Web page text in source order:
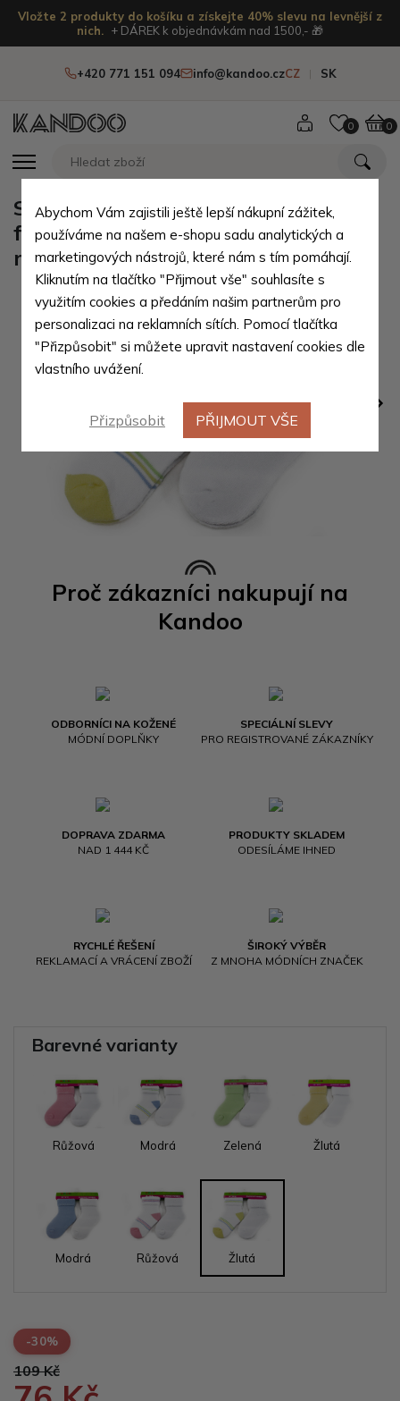
Vložte 2 produkty do košíku a získejte 40% slevu na levnější z
nich.
+ DÁREK k objednávkám nad 1500,- 🎁
+420 771 151 094 info@kandoo.czCZ SK
0 0
Proč zákazníci nakupují na
Kandoo
ODBORNÍCI NA KOŽENÉ
MÓDNÍ DOPLŇKY
SPECIÁLNÍ SLEVY
PRO REGISTROVANÉ ZÁKAZNÍKY
DOPRAVA ZDARMA
NAD 1 444 KČ
PRODUKTY SKLADEM
ODESÍLÁME IHNED
RYCHLÉ ŘEŠENÍ
REKLAMACÍ A VRÁCENÍ ZBOŽÍ
ŠIROKÝ VÝBĚR
Z MNOHA MÓDNÍCH ZNAČEK
Světle žluté pruhované kojenecké
froté ponožky Laurence 12-18
měsíců
Barevné varianty
Růžová Modrá Zelená Žlutá
Modrá Růžová Žlutá
-30%
109 Kč
Abychom Vám zajistili ještě lepší nákupní zážitek,
používáme na našem e-shopu sadu analytických a
marketingových nástrojů, které nám s tím pomáhají.
Kliknutím na tlačítko "Přijmout vše" souhlasíte s
využitím cookies a předáním našim partnerům pro
personalizaci na reklamních sítích. Pomocí tlačítka
"Přizpůsobit" si můžete upravit nastavení cookies dle
vlastního uvážení.
Přizpůsobit PŘIJMOUT VŠE